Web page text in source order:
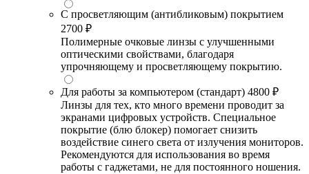
С просветляющим (антибликовым) покрытием
2700 ₽
Полимерные очковые линзы с улучшенными
оптическими свойствами, благодаря
упрочняющему и просветляющему покрытию.
Для работы за компьютером (стандарт) 4800 ₽
Линзы для тех, кто много времени проводит за
экранами цифровых устройств. Специальное
покрытие (блю блокер) помогает снизить
воздействие синего света от излучения мониторов.
Рекомендуются для использования во время
работы с гаджетами, не для постоянного ношения.